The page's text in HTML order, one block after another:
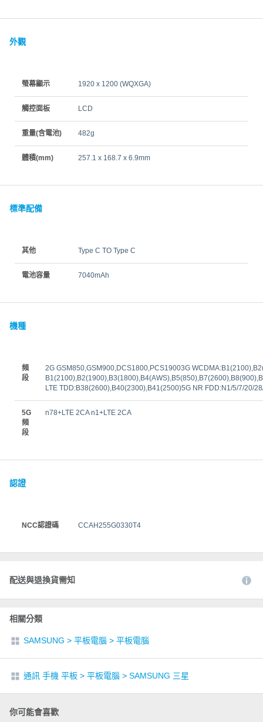
外觀
螢幕顯示 1920 x 1200 (WQXGA)
觸控面板 LCD
重量(含電池) 482g
體積(mm) 257.1 x 168.7 x 6.9mm
標準配備
其他 Type C TO Type C
電池容量 7040mAh
機種
頻
段
2G GSM850,GSM900,DCS1800,PCS19003G
LTE TDD:B38(2600),B40(2300),B41(2500)5G NR FDD:N1/5/7/20/
5G
頻
段
n78+LTE 2CA n1+LTE 2CA
認證
NCC認證碼 CCAH255G0330T4
配送與退換貨需知
相關分類
SAMSUNG > 平板電腦 > 平板電腦
通訊 手機 平板 > 平板電腦 > SAMSUNG 三星
你可能會喜歡